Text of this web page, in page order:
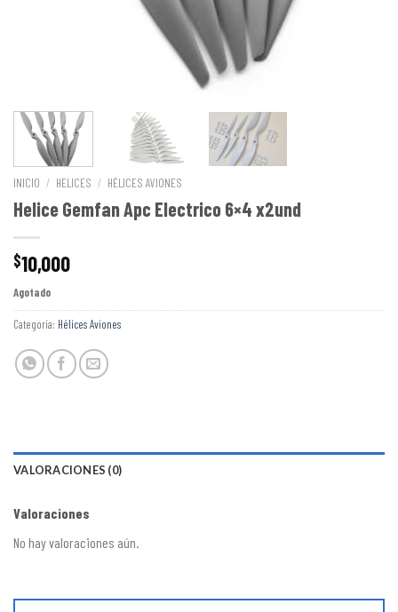
INICIO / HELICES / HÉLICES AVIONES
Helice Gemfan Apc Electrico 6×4 x2und
$10,000
Agotado
Categoría: Hélices Aviones
VALORACIONES (0)
Valoraciones
No hay valoraciones aún.